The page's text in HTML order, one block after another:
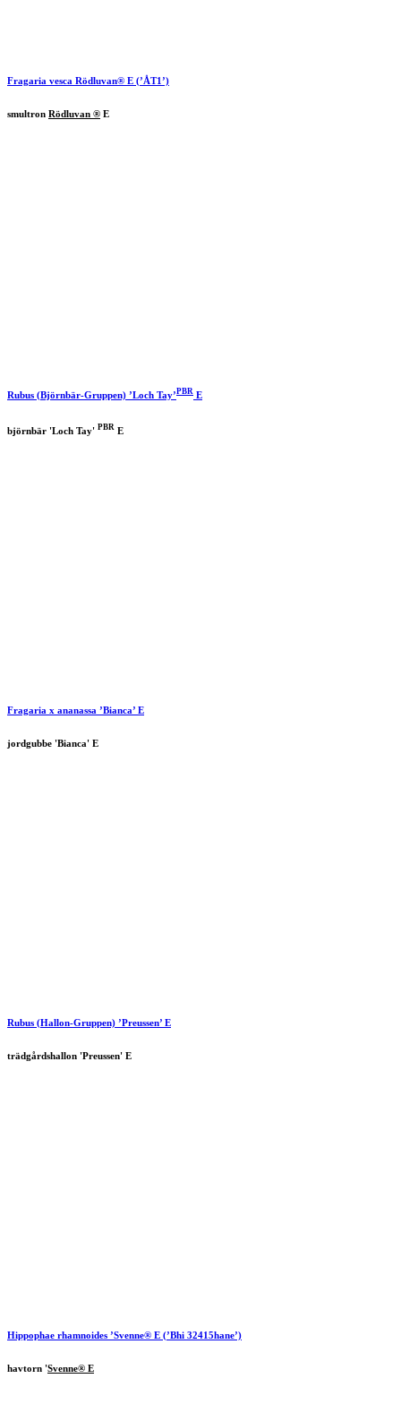
Fragaria vesca Rödluvan® E (’ÅT1’)
smultron Rödluvan ® E
Rubus (Björnbär-Gruppen) ’Loch Tay’PBR E
björnbär 'Loch Tay' PBR E
Fragaria x ananassa ’Bianca’ E
jordgubbe 'Bianca' E
Rubus (Hallon-Gruppen) ’Preussen’ E
trädgårdshallon 'Preussen' E
Hippophae rhamnoides ’Svenne® E (’Bhi 32415hane’)
havtorn 'Svenne® E